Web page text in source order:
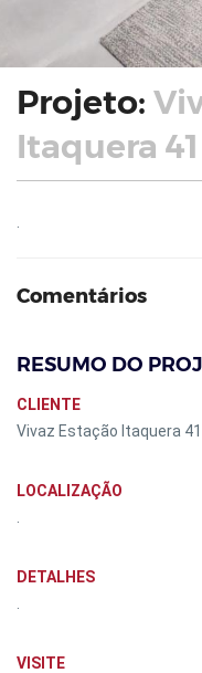
Projeto:
Itaquera
Comentários
RESUMO DO
CLIENTE
Vivaz Estação Itaquera
LOCALIZAÇÃO
DETALHES
VISITE